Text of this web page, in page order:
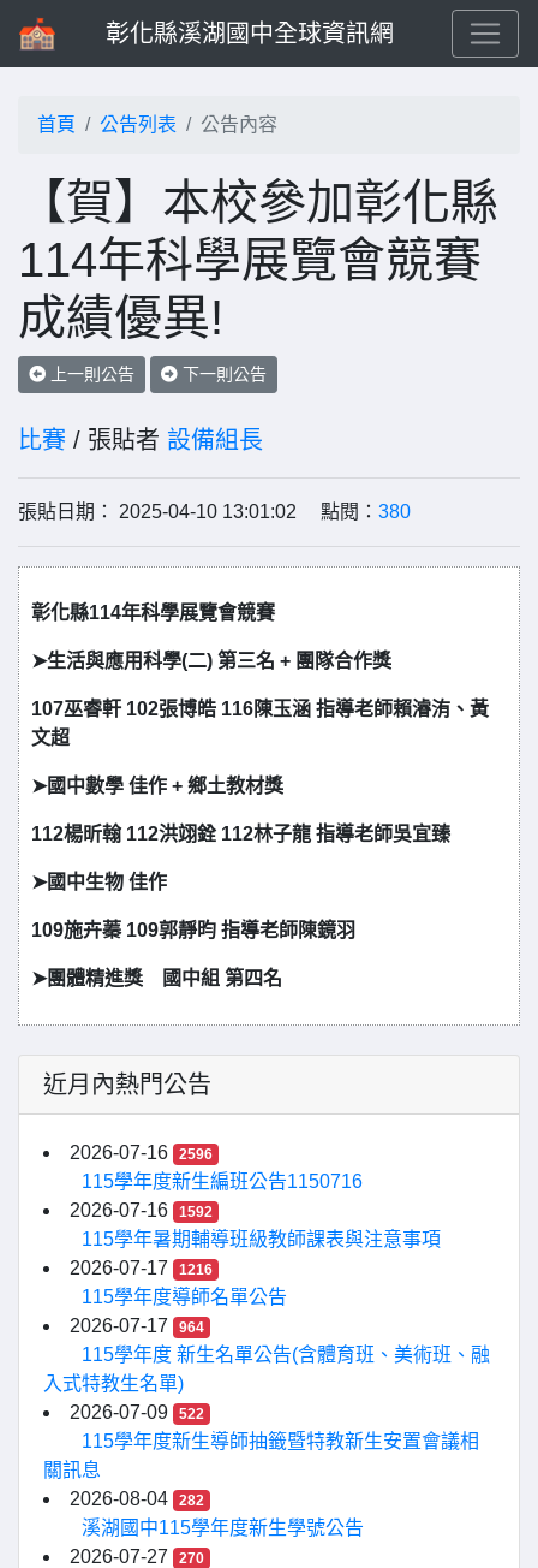
彰化縣溪湖國中全球資訊網
首頁 公告列表 公告內容
【賀】本校參加彰化縣
114年科學展覽會競賽
成績優異!
上一則公告 下一則公告
比賽 / 張貼者 設備組長
張貼日期： 2025-04-10 13:01:02 點閱： 380
彰化縣114年科學展覽會競賽
➤生活與應用科學(二) 第三名 + 團隊合作獎
107巫睿軒 102張博皓 116陳玉涵 指導老師賴濬洧、黃
文超
➤國中數學 佳作 + 鄉土教材獎
112楊昕翰 112洪翊銓 112林子龍 指導老師吳宜臻
➤國中生物 佳作
109施卉蓁 109郭靜昀 指導老師陳鏡羽
➤團體精進獎 國中組 第四名
近月內熱門公告
2026-07-16 2596
115學年度新生編班公告1150716
2026-07-16
1592
115學年暑期輔導班級教師課表與注意事項
2026-07-17
1216
115學年度導師名單公告
2026-07-17
964
115學年度 新生名單公告(含體育班、美術班、融
入式特教生名單)
2026-07-09
522
115學年度新生導師抽籤暨特教新生安置會議相
關訊息
2026-08-04
282
溪湖國中115學年度新生學號公告
2026-07-27
270